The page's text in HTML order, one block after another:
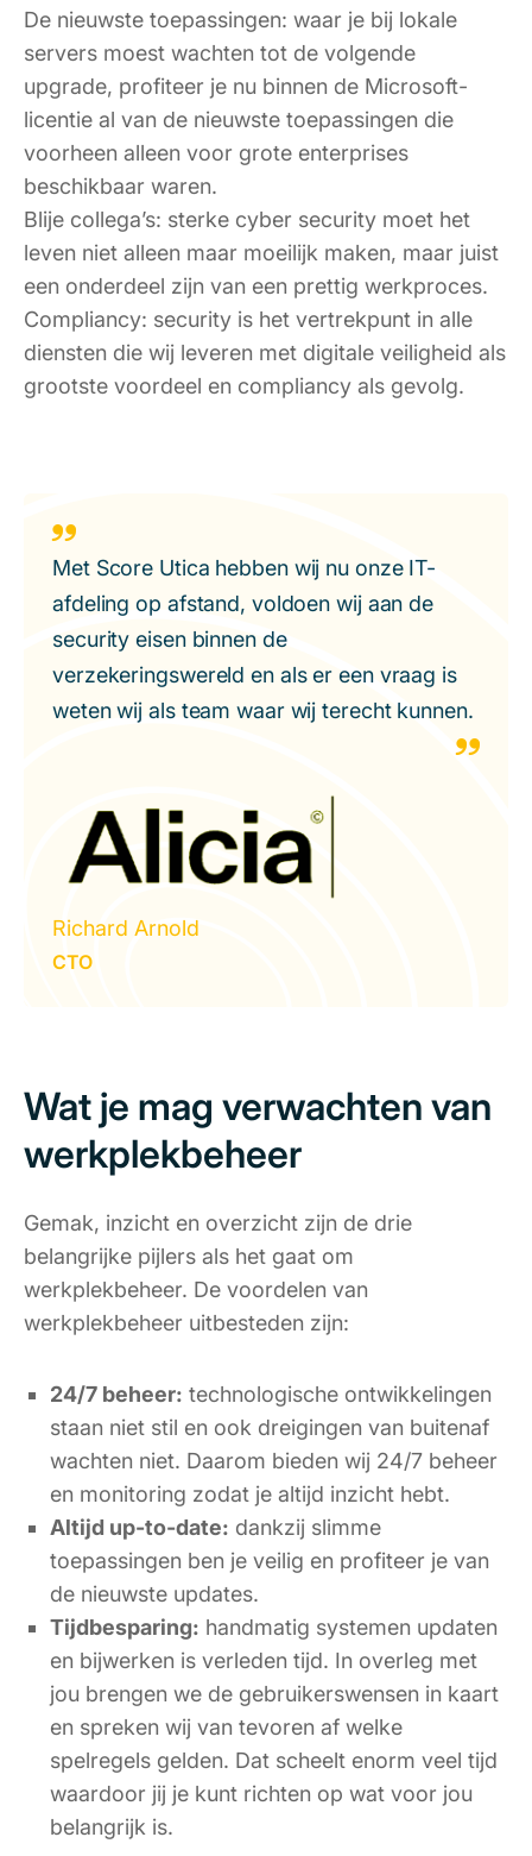
De nieuwste toepassingen: waar je bij lokale
servers moest wachten tot de volgende
upgrade, profiteer je nu binnen de Microsoft-
licentie al van de nieuwste toepassingen die
voorheen alleen voor grote enterprises
beschikbaar waren.
Blije collega’s: sterke cyber security moet het
leven niet alleen maar moeilijk maken, maar juist
een onderdeel zijn van een prettig werkproces.
Compliancy: security is het vertrekpunt in alle
diensten die wij leveren met digitale veiligheid als
grootste voordeel en compliancy als gevolg.
Richard Arnold
CTO
Met Score Utica hebben wij nu onze IT-
afdeling op afstand, voldoen wij aan de
security eisen binnen de
verzekeringswereld en als er een vraag is
weten wij als team waar wij terecht kunnen.
Wat je mag verwachten van
werkplekbeheer
Gemak, inzicht en overzicht zijn de drie
belangrijke pijlers als het gaat om
werkplekbeheer. De voordelen van
werkplekbeheer uitbesteden zijn:
24/7 beheer: technologische ontwikkelingen
staan niet stil en ook dreigingen van buitenaf
wachten niet. Daarom bieden wij 24/7 beheer
en monitoring zodat je altijd inzicht hebt.
Altijd up-to-date: dankzij slimme
toepassingen ben je veilig en profiteer je van
de nieuwste updates.
Tijdbesparing: handmatig systemen updaten
en bijwerken is verleden tijd. In overleg met
jou brengen we de gebruikerswensen in kaart
en spreken wij van tevoren af welke
spelregels gelden. Dat scheelt enorm veel tijd
waardoor jij je kunt richten op wat voor jou
belangrijk is.